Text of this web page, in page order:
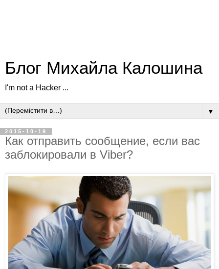
Блог Михайла Калошина
I'm not a Hacker ...
▼
2015-10-19
Как отправить сообщение, если вас
заблокировали в Viber?